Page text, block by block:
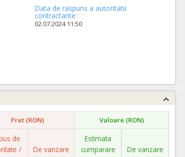
Data de raspuns a autoritatii
contractante
02.07.2024 11:50
Pret (RON) Valoare (RON)
de
/
De vanzare
Estimata
cumparare
De vanzare